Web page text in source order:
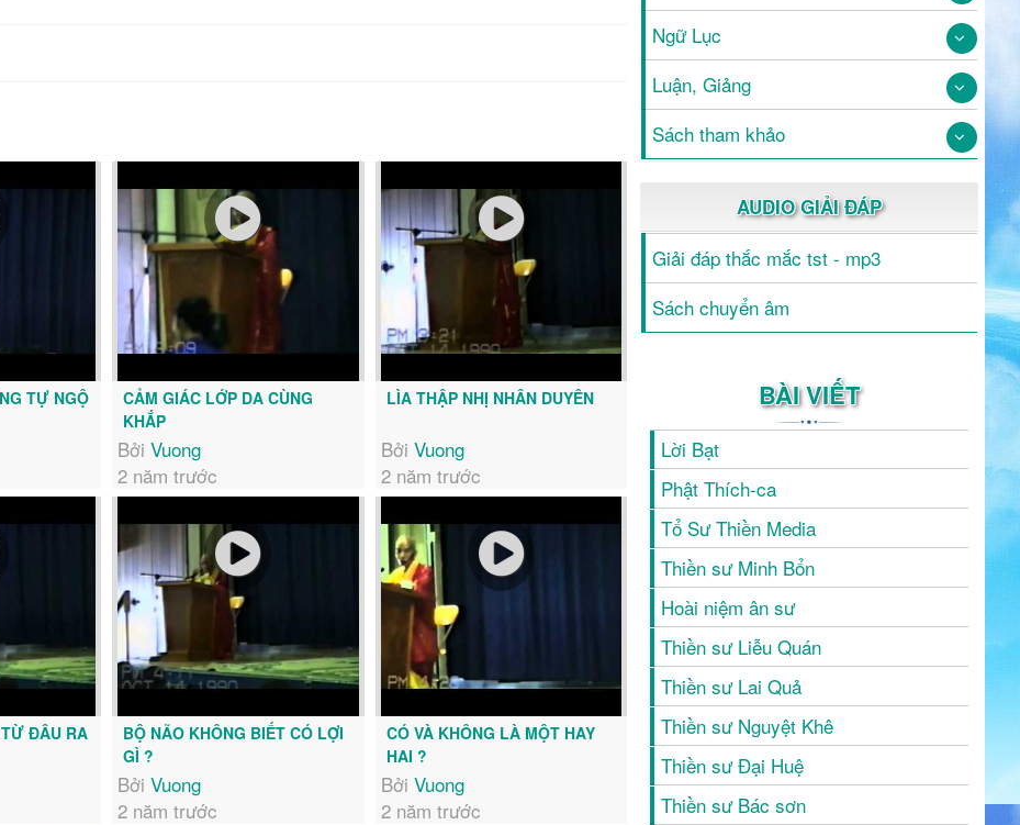
TỰ NGỘ
CẢM GIÁC LỚP DA CÙNG
KHẮP
Bởi Vuong
2 năm trước
LÌA THẬP NHỊ NHÂN DUYÊN
Bởi Vuong
2 năm trước
ĐÂU RA
BỘ NÃO KHÔNG BIẾT CÓ LỢI
GÌ ?
Bởi Vuong
2 năm trước
CÓ VÀ KHÔNG LÀ MỘT HAY
HAI ?
Bởi Vuong
2 năm trước
Ngữ Lục
Luận, Giảng
Sách tham khảo
AUDIO GIẢI ĐÁP
Giải đáp thắc mắc tst - mp3
Sách chuyển âm
BÀI VIẾT
Lời Bạt
Phật Thích-ca
Tổ Sư Thiền Media
Thiền sư Minh Bổn
Hoài niệm ân sư
Thiền sư Liễu Quán
Thiền sư Lai Quả
Thiền sư Nguyệt Khê
Thiền sư Đại Huệ
Thiền sư Bác sơn